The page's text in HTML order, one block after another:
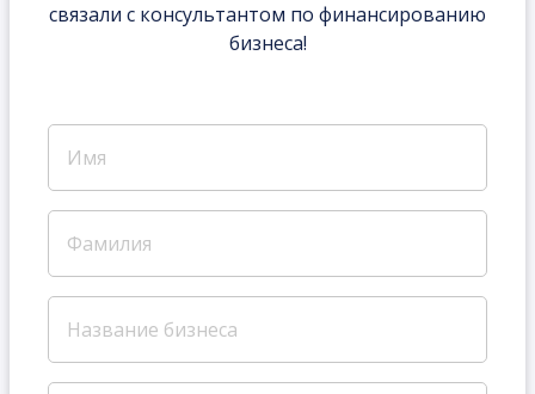
связали с консультантом по финансированию
бизнеса!